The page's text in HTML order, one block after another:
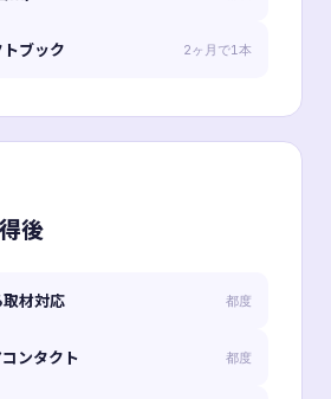
ブック 2ヶ月で1本
後
材対応 都度
ンタクト 都度